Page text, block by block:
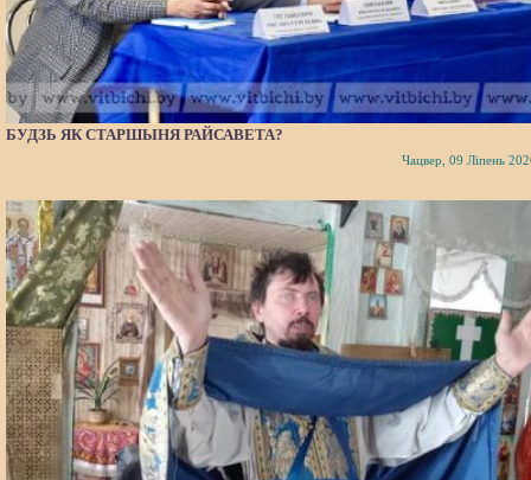
БУДЗЬ ЯК СТАРШЫНЯ РАЙСАВЕТА?
Чацвер, 09 Ліпень